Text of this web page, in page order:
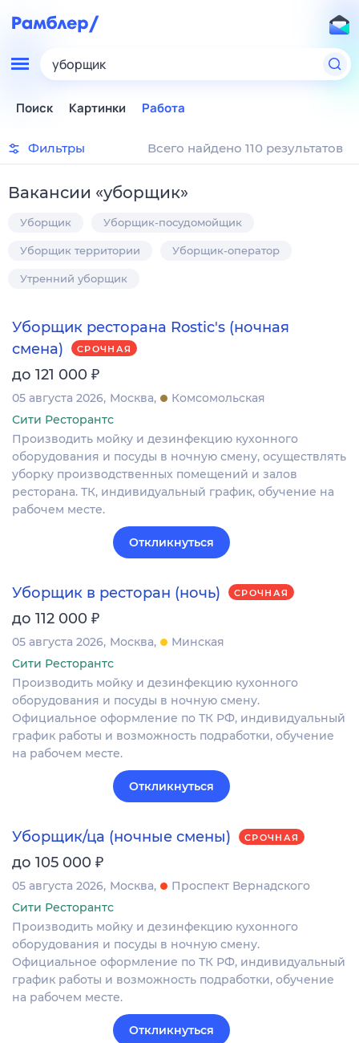
уборщик
Поиск Картинки Работа
Фильтры Всего найдено 110 результатов
Вакансии «уборщик»
Уборщик Уборщик-посудомойщик
Уборщик территории Уборщик-оператор
Утренний уборщик
Уборщик ресторана Rostic's (ночная
смена)
СРОЧНАЯ
до 121 000 ₽
05 августа 2026 Москва
Комсомольская
Сити Ресторантс
Производить мойку и дезинфекцию кухонного
оборудования и посуды в ночную смену, осуществлять
уборку производственных помещений и залов
ресторана. ТК, индивидуальный график, обучение на
рабочем месте.
Откликнуться
Уборщик в ресторан (ночь) СРОЧНАЯ
до 112 000 ₽
05 августа 2026 Москва
Минская
Сити Ресторантс
Производить мойку и дезинфекцию кухонного
оборудования и посуды в ночную смену.
Официальное оформление по ТК РФ, индивидуальный
график работы и возможность подработки, обучение
на рабочем месте.
Откликнуться
Уборщик/ца (ночные смены) СРОЧНАЯ
до 105 000 ₽
05 августа 2026 Москва
Проспект Вернадского
Сити Ресторантс
Производить мойку и дезинфекцию кухонного
оборудования и посуды в ночную смену.
Официальное оформление по ТК РФ, индивидуальный
график работы и возможность подработки, обучение
на рабочем месте.
Откликнуться